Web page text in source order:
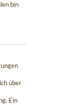
bin
über
Ein